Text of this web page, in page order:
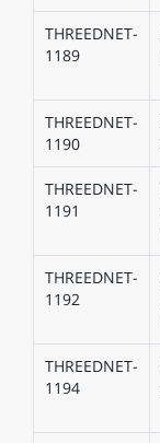
THREEDNET-
1189
THREEDNET-
1190
THREEDNET-
1191
THREEDNET-
1192
THREEDNET-
1194